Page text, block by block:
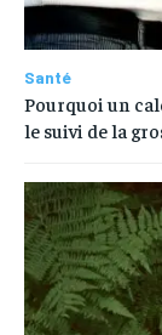
Santé
Pourquoi un
le suivi de la